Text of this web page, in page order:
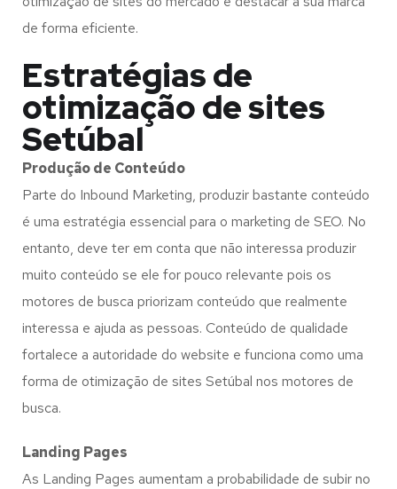
de forma eficiente.
Estratégias de
otimização de sites
Setúbal
Produção de Conteúdo
Parte do Inbound Marketing, produzir bastante conteúdo
é uma estratégia essencial para o marketing de SEO. No
entanto, deve ter em conta que não interessa produzir
muito conteúdo se ele for pouco relevante pois os
motores de busca priorizam conteúdo que realmente
interessa e ajuda as pessoas. Conteúdo de qualidade
fortalece a autoridade do website e funciona como uma
forma de otimização de sites Setúbal nos motores de
busca.
Landing Pages
As Landing Pages aumentam a probabilidade de subir no